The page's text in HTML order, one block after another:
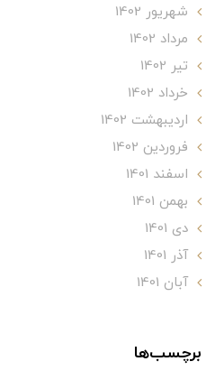
شهریور 1402
مرداد 1402
تير 1402
خرداد 1402
ارديبهشت 1402
فروردین 1402
اسفند 1401
بهمن 1401
دی 1401
آذر 1401
آبان 1401
برچسب‌ها